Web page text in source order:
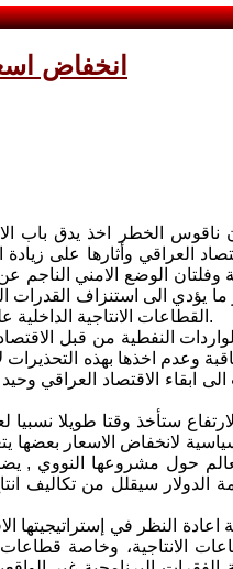
انخفاض
ناقوس الخطر اخذ يدق باب
وفلتان الوضع الامني
يؤدي الى استنزاف القدرات
القطاعات الانتاجية الداخلية على مواجهة الطلب المتزايد المترتب على الظروف الحالكة التي تمر بها البلاد.
النفطية من قبل
وعدم اخذها بهذه
الى ابقاء الاقتصاد
ستأخذ وقتا طويلا نسبيا
لانخفاض الاسعار بعضها
حول مشروعها النووي ,
الدولار سيقلل من تكاليف
النظر في إستراتيجيتها
الانتاجية، وخاصة